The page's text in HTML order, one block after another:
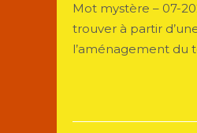
Mot mystère – 07-
trouver à partir
l’aménagement du